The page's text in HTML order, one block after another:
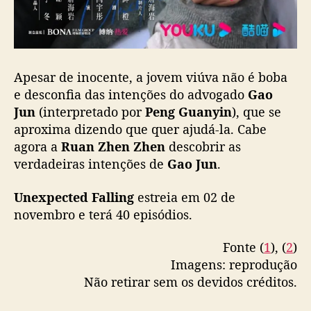
e
i
j
n
e
P
e
n
g
u
n
Apesar de inocente, a jovem viúva não é boba
e desconfia das intenções do advogado Gao
Jun (interpretado porPeng Guanyin), que se
aproxima dizendo que quer ajudá-la. Cabe
agora a Ruan Zhen Zhen descobrir as
verdadeiras intenções de Gao Jun.
Unexpected Falling estreia em 02 de
novembro e terá 40 episódios.
Fonte (1), (2)
Imagens: reprodução
Não retirar sem os devidos créditos.